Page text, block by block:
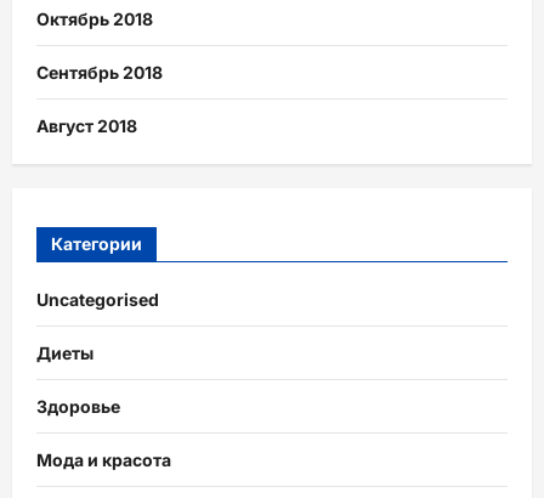
Октябрь 2018
Сентябрь 2018
Август 2018
Категории
Uncategorised
Диеты
Здоровье
Мода и красота